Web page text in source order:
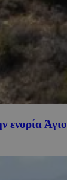
ενορία